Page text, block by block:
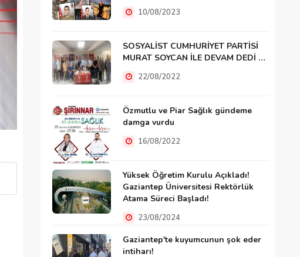
10/08/2023
SOSYALİST CUMHURİYET PARTİSİ
MURAT SOYCAN İLE DEVAM DEDİ …
22/08/2022
Özmutlu ve Piar Sağlık gündeme
damga vurdu
16/08/2022
Yüksek Öğretim Kurulu Açıkladı!
Gaziantep Üniversitesi Rektörlük
Atama Süreci Başladı!
23/08/2024
Gaziantep'te kuyumcunun şok eder
intiharı!